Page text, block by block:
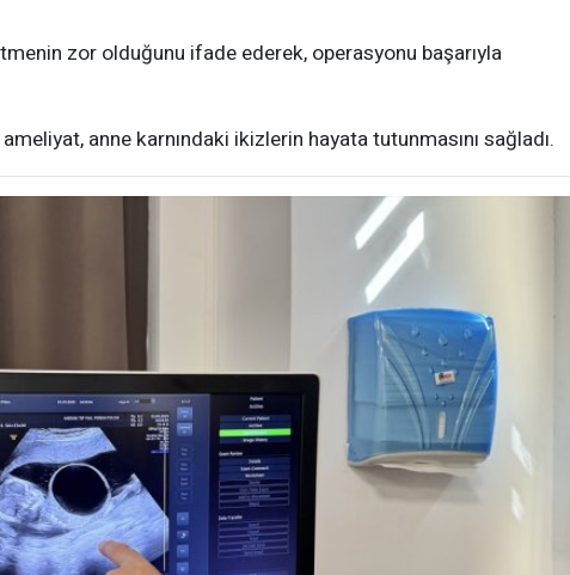
zor olduğunu ifade ederek, operasyonu başarıyla
anne karnındaki ikizlerin hayata tutunmasını sağladı.